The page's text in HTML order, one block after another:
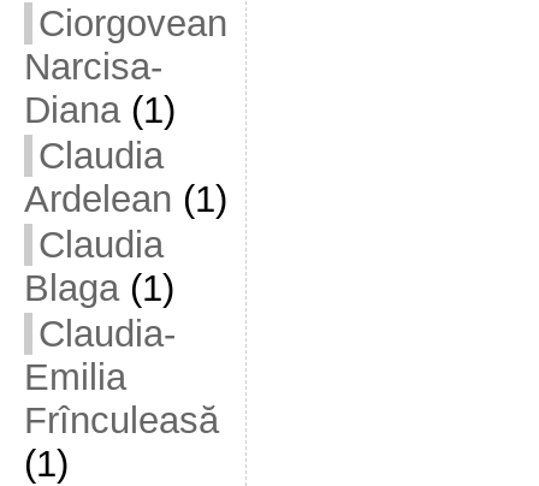
Ciorgovean
Narcisa-
Diana(1)
Claudia
Ardelean (1)
Claudia
Blaga(1)
Claudia-
Emilia
Frînculeasă
(1)